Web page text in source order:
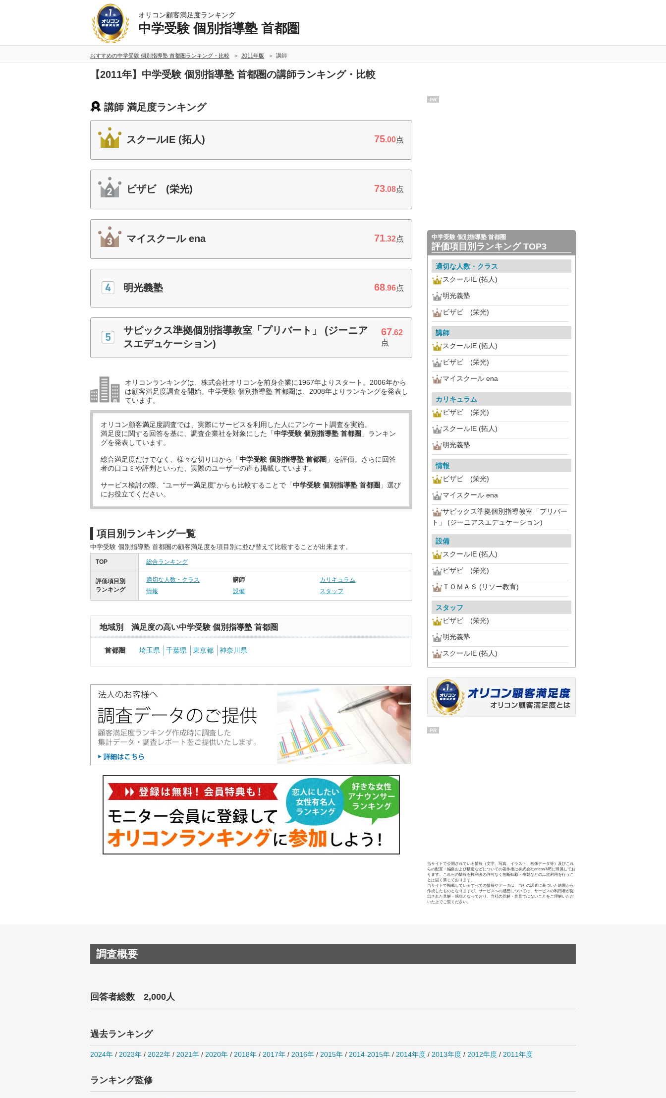
オリコン顧客満足度ランキング
中学受験 個別指導塾 首都圏
おすすめの中学受験 個別指導塾 首都圏ランキング・比較 2011年版 講師
【2011年】中学受験 個別指導塾 首都圏の講師ランキング・比較
講師 満足度ランキング
スクールIE (拓人) 75.00点
ビザビ (栄光) 73.08点
マイスクール ena 71.32点
明光義塾 68.96点
サピックス準拠個別指導教室「プリバート」 (ジーニア
スエデュケーション)
67.62
点
オリコンランキングは、株式会社オリコンを前身企業に1967年よりスタート。2006年から
は顧客満足度調査を開始。中学受験 個別指導塾 首都圏は、2008年よりランキングを発表し
ています。
オリコン顧客満足度調査では、実際にサービスを利用した 人にアンケート調査を実施。
満足度に関する回答を基に、調査企業社を対象にした「中学受験 個別指導塾 首都圏 」ランキン
グを発表しています。
総合満足度だけでなく、様々な切り口から「中学受験 個別指導塾 首都圏 」を評価。さらに回答
者の口コミや評判といった、実際のユーザーの声も掲載しています。
サービス検討の際、“ユーザー満足度”からも比較することで「中学受験 個別指導塾 首都圏 」選び
にお役立てください。
項目別ランキング一覧
中学受験 個別指導塾 首都圏の顧客満足度を項目別に並び替えて比較することが出来ます。
TOP 総合ランキング
評価項目別
ランキング
適切な人数・クラス 講師
カリキュラム
情報
設備 スタッフ
地域別 満足度の高い中学受験 個別指導塾 首都圏
首都圏 埼玉県 千葉県 東京都 神奈川県
PR
中学受験 個別指導塾 首都圏
評価項目別ランキング TOP3
適切な人数・クラス
スクールIE (拓人)
明光義塾
ビザビ (栄光)
講師
スクールIE (拓人)
ビザビ (栄光)
マイスクール ena
カリキュラム
ビザビ (栄光)
スクールIE (拓人)
明光義塾
情報
ビザビ (栄光)
マイスクール ena
サピックス準拠個別指導教室「プリバー
ト」 (ジーニアスエデュケーション)
設備
スクールIE (拓人)
ビザビ (栄光)
ＴＯＭＡＳ (リソー教育)
スタッフ
ビザビ (栄光)
明光義塾
スクールIE (拓人)
PR
当サイトで公開されている情報（文字、写真、イラスト、画像データ等）及びこれ
らの配置・編集および構造などについての著作権は株式会社oricon MEに帰属してお
ります。これらの情報を権利者の許可なく無断転載・複製などの二次利用を行うこ
とは固く禁じております。
当サイトで掲載しているすべての情報やデータは、当社の調査に基づいた結果から
作成したものとなりますが、サービスへの感想については、サービスの利用者が提
出された見解・感想となっており、当社の見解・意見ではないことをご理解いただ
いた上でご覧ください。
調査概要
回答者総数 2,000人
過去ランキング
2024年 / 2023年 / 2022年 / 2021年 / 2020年 / 2018年 / 2017年 / 2016年 / 2015年 / 2014-2015年 / 2014年度 / 2013年度 / 2012年度 / 2011年度
ランキング監修